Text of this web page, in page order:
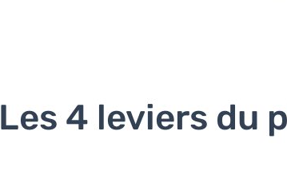
Les 4 leviers du